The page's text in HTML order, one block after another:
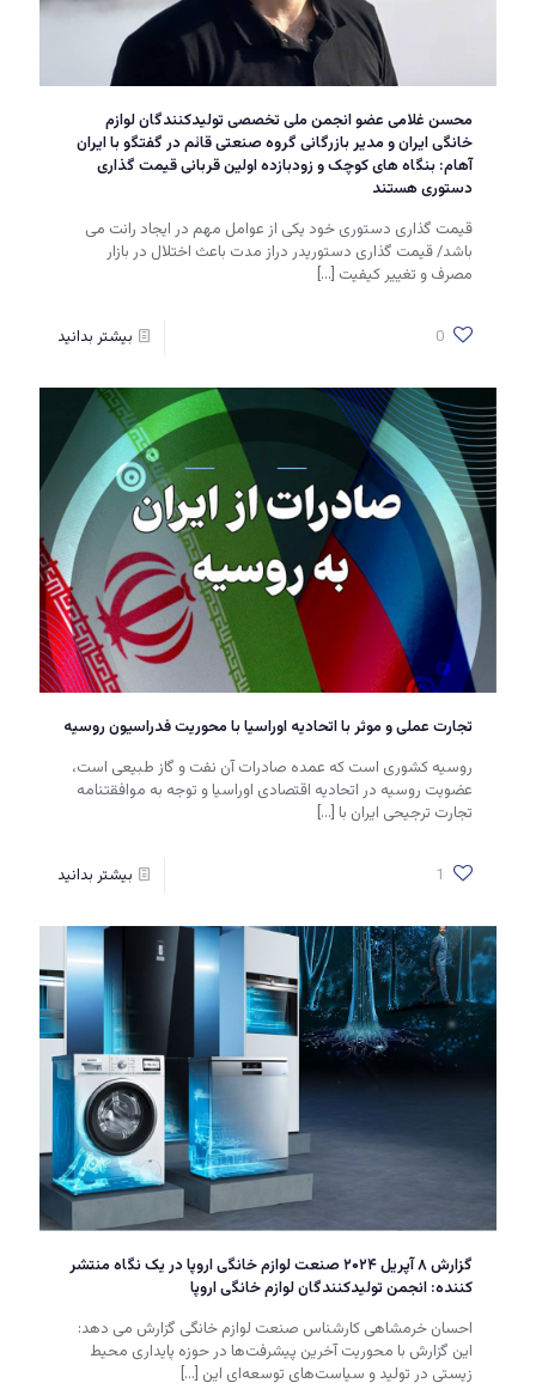
محسن غلامی عضو انجمن ملی تخصصی تولیدکنندگان لوازم
خانگی ایران و مدیر بازرگانی گروه صنعتی قائم در گفتگو با ایران
آهام: بنگاه های کوچک و زودبازده اولین قربانی قیمت گذاری
دستوری هستند
قیمت گذاری دستوری خود یکی از عوامل مهم در ایجاد رانت می
باشد/ قیمت گذاری دستوریدر دراز مدت باعث اختلال در بازار
مصرف و تغییر کیفیت […]
0 بیشتر بدانید
تجارت عملی و موثر با اتحادیه اوراسیا با محوریت فدراسیون روسیه
روسیه کشوری است که عمده صادرات آن نفت و گاز طبیعی است،
عضویت روسیه در اتحادیه اقتصادی اوراسیا و توجه به موافقتنامه
تجارت ترجیحی ایران با […]
1 بیشتر بدانید
گزارش ۸ آپریل ۲۰۲۴ صنعت لوازم خانگی اروپا در یک نگاه منتشر
کننده: انجمن تولیدکنندگان لوازم خانگی اروپا
احسان خرمشاهی کارشناس صنعت لوازم خانگی گزارش می دهد:
این گزارش با محوریت آخرین پیشرفت‌ها در حوزه پایداری محیط
زیستی در تولید و سیاست‌های توسعه‌ای این […]